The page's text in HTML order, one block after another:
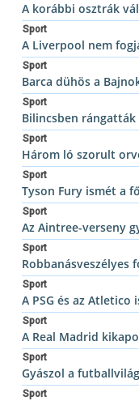
A korábbi osztrák
Sport
A Liverpool nem
Sport
Barca dühös a
Sport
Bilincsben
Sport
Három ló szorult
Sport
Tyson Fury ismét a
Sport
Az Aintree-verseny
Sport
Robbanásveszélyes
Sport
A PSG és az Atletico
Sport
A Real Madrid
Sport
Gyászol a futballvilág
Sport